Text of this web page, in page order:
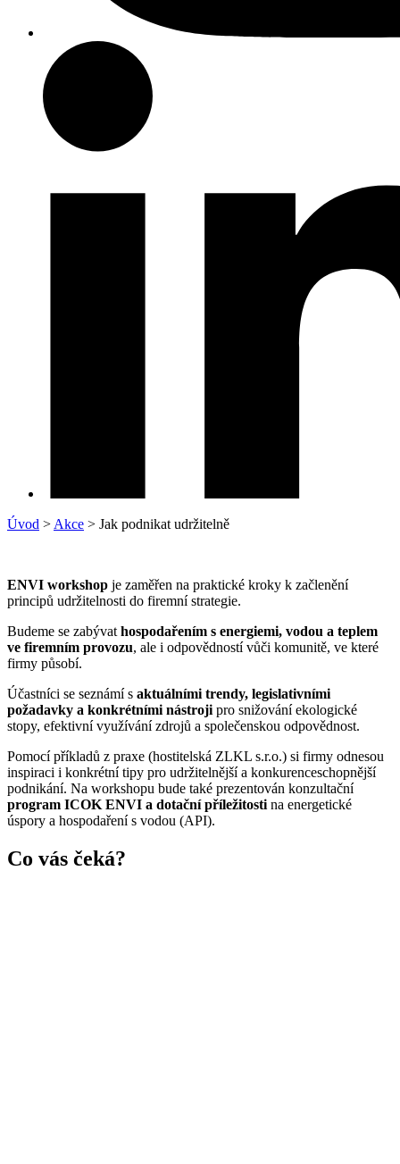
Úvod > Akce > Jak podnikat udržitelně
ENVI workshop je zaměřen na praktické kroky k začlenění
principů udržitelnosti do firemní strategie.
Budeme se zabývat hospodařením s energiemi, vodou a teplem
ve firemním provozu, ale i odpovědností vůči komunitě, ve které
firmy působí.
Účastníci se seznámí s aktuálními trendy, legislativními
požadavky a konkrétními nástroji pro snižování ekologické
stopy, efektivní využívání zdrojů a společenskou odpovědnost.
Pomocí příkladů z praxe (hostitelská ZLKL s.r.o.) si firmy odnesou
inspiraci i konkrétní tipy pro udržitelnější a konkurenceschopnější
podnikání. Na workshopu bude také prezentován konzultační
program ICOK ENVI a dotační příležitosti na energetické
úspory a hospodaření s vodou (API).
Co vás čeká?